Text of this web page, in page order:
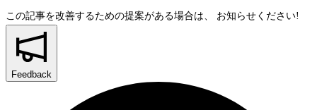
この記事を改善するための提案がある場合は、 お知らせください!
Feedback